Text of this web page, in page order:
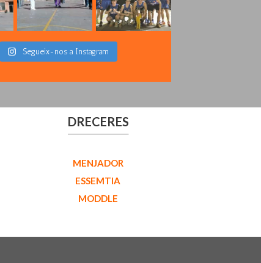
Segueix-nos a Instagram
DRECERES
MENJADOR
ESSEMTIA
MODDLE